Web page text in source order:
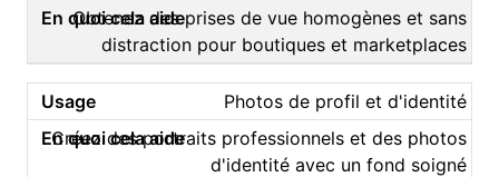
Obtenez des prises de vue homogènes et sans
distraction pour boutiques et marketplaces
Photos de profil et d'identité
Créez des portraits professionnels et des photos
d'identité avec un fond soigné